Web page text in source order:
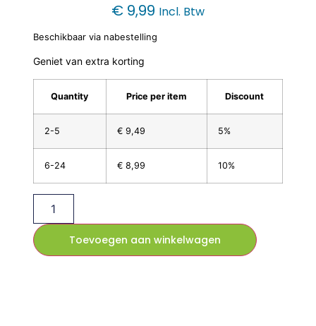
€ 9,99 Incl. Btw
Beschikbaar via nabestelling
Geniet van extra korting
Quantity Price per item Discount
2-5 €9,49 5%
6-24 €8,99 10%
Toevoegen aan winkelwagen